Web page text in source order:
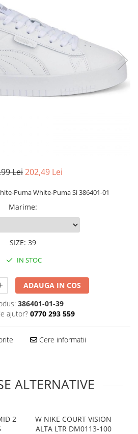
Lei202,49 Lei
Puma White-Puma Si 386401-01
Marime:
SIZE: 39
IN STOC
ADAUGA IN COS
386401-01-39
ajutor? 0770 293 559
Cere informatii
ALTERNATIVE
2
W NIKE COURT VISION
ALTA LTR DM0113-100